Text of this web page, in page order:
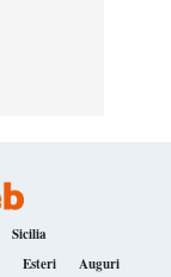
Sicilia
Esteri Auguri